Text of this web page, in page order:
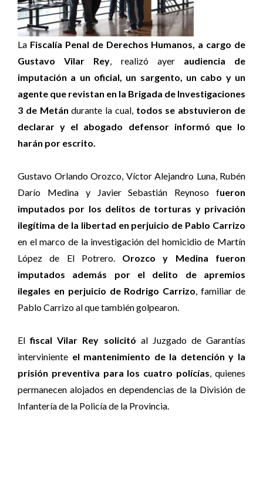
La Fiscalía Penal de Derechos Humanos, a cargo de
Gustavo Vilar Rey, realizó ayer audiencia de
imputación a un oficial, un sargento, un cabo y un
agente que revistan en la Brigada de Investigaciones
3 de Metán durante la cual, todos se abstuvieron de
declarar y el abogado defensor informó que lo
harán por escrito.
Gustavo Orlando Orozco, Víctor Alejandro Luna, Rubén
Darío Medina y Javier Sebastián Reynoso fueron
imputados por los delitos de torturas y privación
ilegítima de la libertad en perjuicio de Pablo Carrizo
en el marco de la investigación del homicidio de Martín
López de El Potrero. Orozco y Medina fueron
imputados además por el delito de apremios
ilegales en perjuicio de Rodrigo Carrizo, familiar de
Pablo Carrizo al que también golpearon.
Elfiscal Vilar Rey solicitó al Juzgado de Garantías
interviniente el mantenimiento de la detención y la
prisión preventiva para los cuatro polícías, quienes
permanecen alojados en dependencias de la División de
Infantería de la Policía de la Provincia.